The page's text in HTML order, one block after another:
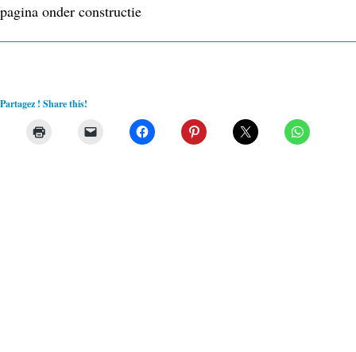
pagina onder constructie
Partagez ! Share this!